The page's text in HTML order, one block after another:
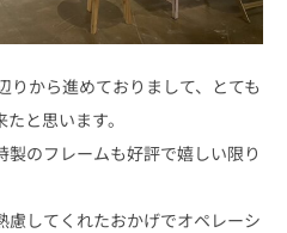
りから進めておりまして、とても
と思います。
のフレームも好評で嬉しい限り
慮してくれたおかげでオペレーシ